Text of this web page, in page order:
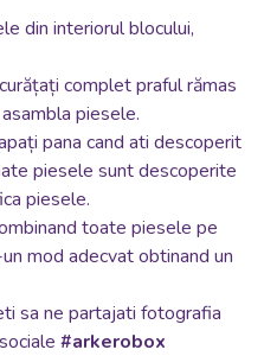
din interiorul blocului,
complet praful rămas
piesele.
pana cand ati descoperit
piesele sunt descoperite
piesele.
toate piesele pe
mod adecvat obtinand un
sa ne partajati fotografia
#arkerobox